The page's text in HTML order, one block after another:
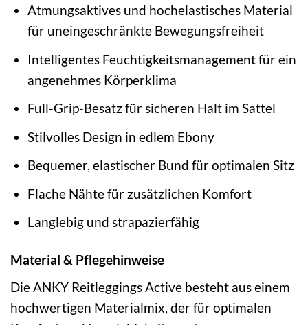
Atmungsaktives und hochelastisches Material
für uneingeschränkte Bewegungsfreiheit
Intelligentes Feuchtigkeitsmanagement für ein
angenehmes Körperklima
Full-Grip-Besatz für sicheren Halt im Sattel
Stilvolles Design in edlem Ebony
Bequemer, elastischer Bund für optimalen Sitz
Flache Nähte für zusätzlichen Komfort
Langlebig und strapazierfähig
Material & Pflegehinweise
Die ANKY Reitleggings Active besteht aus einem
hochwertigen Materialmix, der für optimalen